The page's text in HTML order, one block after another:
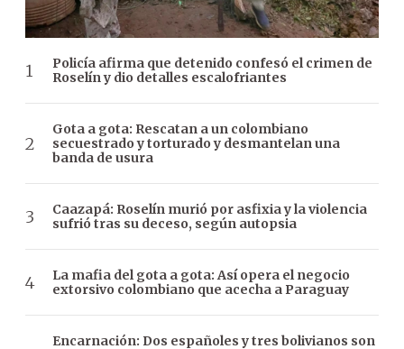
Policía afirma que detenido confesó el crimen de
Roselín y dio detalles escalofriantes
Gota a gota: Rescatan a un colombiano
secuestrado y torturado y desmantelan una
banda de usura
Caazapá: Roselín murió por asfixia y la violencia
sufrió tras su deceso, según autopsia
La mafia del gota a gota: Así opera el negocio
extorsivo colombiano que acecha a Paraguay
Encarnación: Dos españoles y tres bolivianos son